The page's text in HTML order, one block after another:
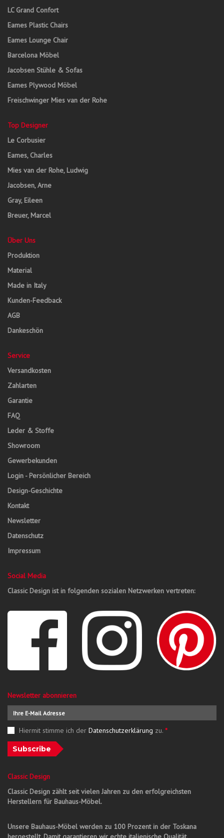
LC Grand Confort
Eames Plastic Chairs
Eames Lounge Chair
Barcelona Möbel
Jacobsen Stühle & Sofas
Eames Plywood Möbel
Freischwinger Mies van der Rohe
Top Designer
Le Corbusier
Eames, Charles
Mies van der Rohe, Ludwig
Jacobsen, Arne
Gray, Eileen
Breuer, Marcel
Über Uns
Produktion
Material
Made in Italy
Kunden-Feedback
AGB
Dankeschön
Service
Versandkosten
Zahlarten
Garantie
FAQ
Leder & Stoffe
Showroom
Gewerbekunden
Login - Persönlicher Bereich
Design-Geschichte
Kontakt
Newsletter
Datenschutz
Impressum
Social Media
Classic Design ist in folgenden sozialen Netzwerken vertreten:
Newsletter abonnieren
Hiermit stimme ich der Datenschutzerklärung zu. *
Subscribe
Classic Design
Classic Design zählt seit vielen Jahren zu den erfolgreichsten
Herstellern für Bauhaus-Möbel.
Unsere Bauhaus-Möbel werden zu 100 Prozent in der Toskana